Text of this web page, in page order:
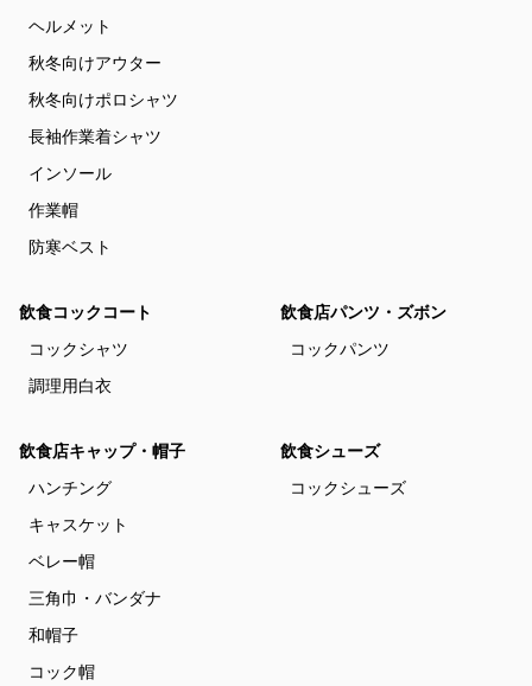
ヘルメット
秋冬向けアウター
秋冬向けポロシャツ
長袖作業着シャツ
インソール
作業帽
防寒ベスト
飲食コックコート
コックシャツ
調理用白衣
飲食店パンツ・ズボン
コックパンツ
飲食店キャップ・帽子
ハンチング
キャスケット
ベレー帽
三角巾・バンダナ
和帽子
コック帽
飲食シューズ
コックシューズ